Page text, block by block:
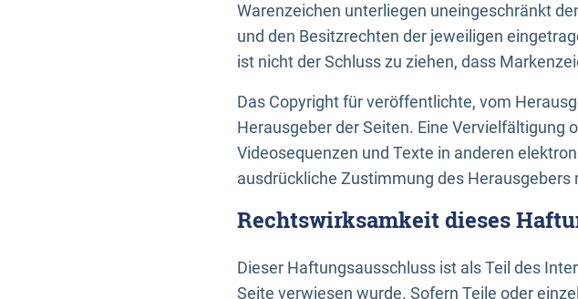
Warenzeichen unterliegen uneingeschränkt
und den Besitzrechten der jeweiligen
ist nicht der Schluss zu ziehen, dass
Das Copyright für veröffentlichte, vom
Herausgeber der Seiten. Eine Vervielfältigung
Videosequenzen und Texte in anderen
ausdrückliche Zustimmung des Herausgebers
Rechtswirksamkeit dieses
Dieser Haftungsausschluss ist als Teil des
Seite verwiesen wurde. Sofern Teile oder